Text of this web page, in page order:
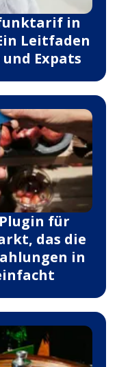
in
Leitfaden
Expats
für
das die
in